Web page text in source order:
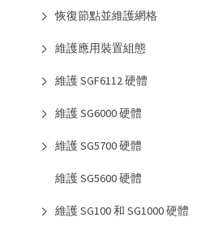
恢復節點並維護網格
維護應用裝置組態
維護 SGF6112 硬體
維護 SG6000 硬體
維護 SG5700 硬體
維護 SG5600 硬體
維護 SG100 和 SG1000 硬體